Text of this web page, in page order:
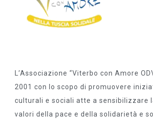
L’Associazione “Viterbo con Amore
2001 con lo scopo di promuovere
culturali e sociali atte a sensibilizzare
valori della pace e della solidarietà e